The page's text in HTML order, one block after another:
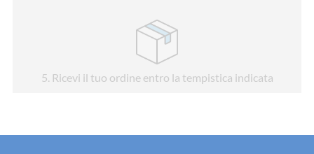
5. Ricevi il tuo ordine entro la tempistica indicata